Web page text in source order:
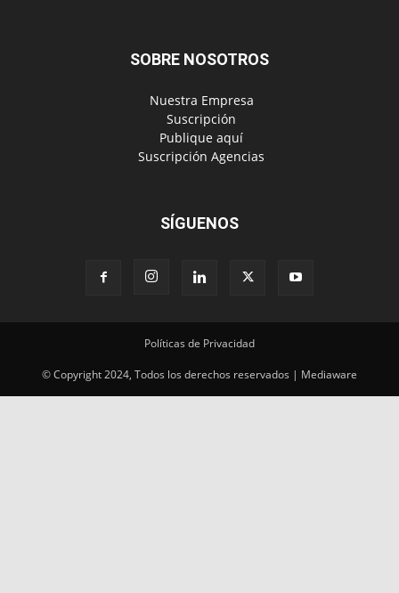
SOBRE NOSOTROS
‎ Nuestra Empresa
‎ Suscripción
‎ Publique aquí
‎ Suscripción Agencias
SÍGUENOS
Políticas de Privacidad
© Copyright 2024, Todos los derechos reservados | Mediaware